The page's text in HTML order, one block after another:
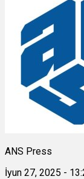
ANS Press
İyun 27, 2025 -